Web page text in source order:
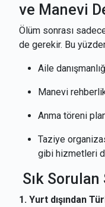
ve Manevi
Ölüm sonrası
de gerekir. Bu
Aile
Manevi
Anma töreni
Taziye
gibi hizmetleri
Sık
1. Yurt dışından